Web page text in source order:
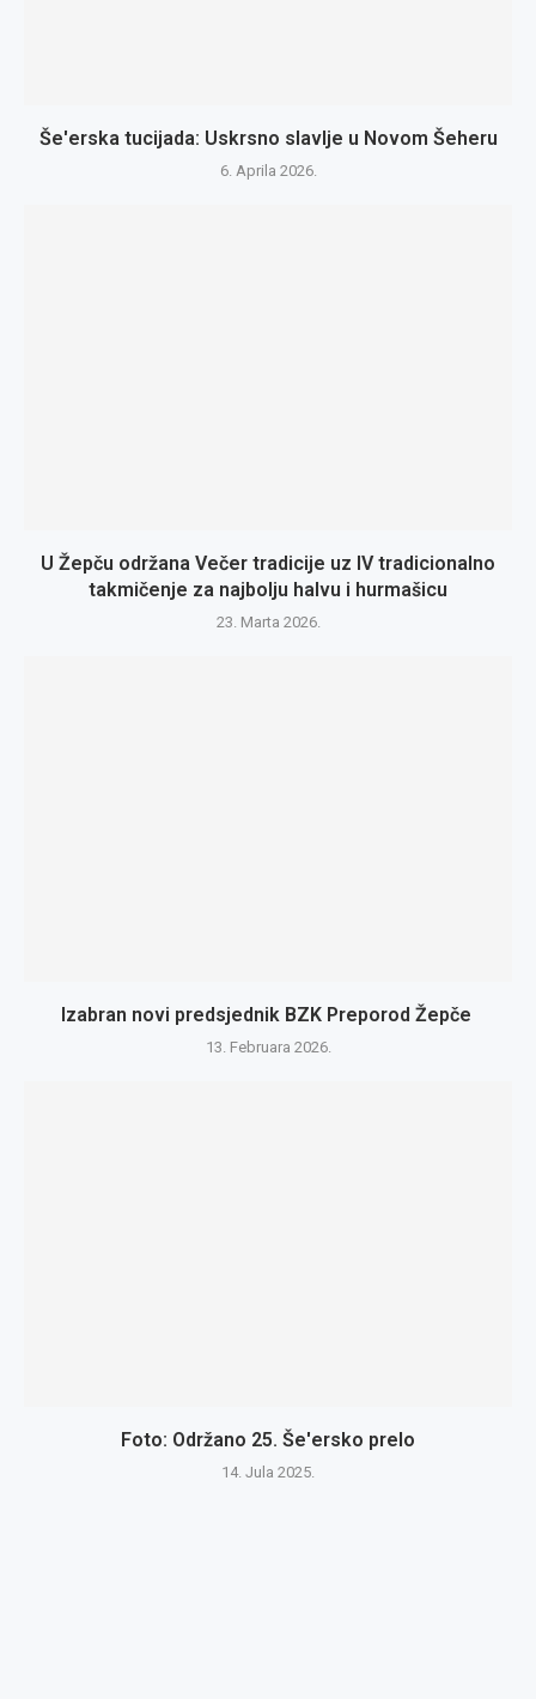
Še'erska tucijada: Uskrsno slavlje u Novom Šeheru
6. Aprila 2026.
U Žepču održana Večer tradicije uz IV tradicionalno
takmičenje za najbolju halvu i hurmašicu
23. Marta 2026.
Izabran novi predsjednik BZK Preporod Žepče
13. Februara 2026.
Foto: Održano 25. Še'ersko prelo
14. Jula 2025.